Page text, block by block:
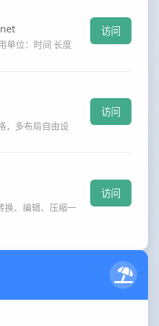
单位：时间 长度
访问
，多布局自由设
访问
换、编辑、压缩一
访问